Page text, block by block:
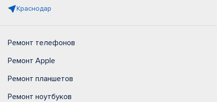
Краснодар
Ремонт телефонов
Ремонт Apple
Ремонт планшетов
Ремонт ноутбуков